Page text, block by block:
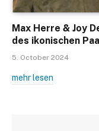
Max Herre & Joy
des ikonischen
5. October 2024
mehr lesen